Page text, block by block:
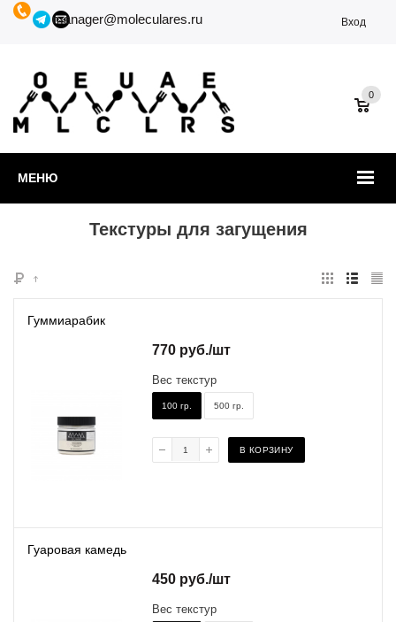
manager@moleculares.ru Вход
МЕНЮ
0
Текстуры для загущения
Гуммиарабик
770 руб./шт
Вес текстур
100 гр. 500 гр.
В КОРЗИНУ
Гуаровая камедь
450 руб./шт
Вес текстур